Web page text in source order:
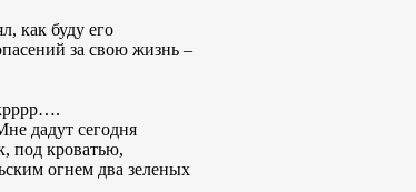
как буду его
за свою жизнь –
дадут сегодня
под кроватью,
огнем два зеленых